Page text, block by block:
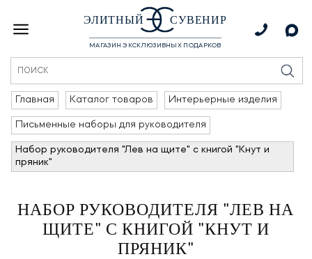
ЭЛИТНЫЙ СУВЕНИР
МАГАЗИН ЭКСКЛЮЗИВНЫХ ПОДАРКОВ
Главная Каталог товаров Интерьерные изделия
Письменные наборы для руководителя
Набор руководителя "Лев на щите" с книгой "Кнут и
пряник"
НАБОР РУКОВОДИТЕЛЯ "ЛЕВ НА
ЩИТЕ" С КНИГОЙ "КНУТ И
ПРЯНИК"